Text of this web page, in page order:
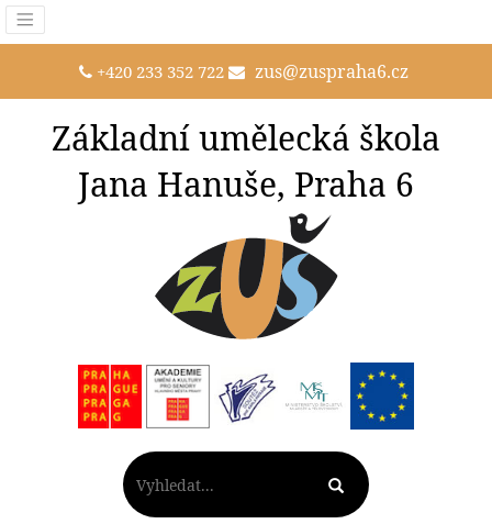
+420 233 352 722 zus@zuspraha6.cz
Základní umělecká škola
Jana Hanuše, Praha 6